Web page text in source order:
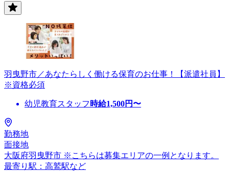
羽曳野市／あなたらしく働ける保育のお仕事！【派遣社員】
※資格必須
幼児教育スタッフ 時給1,500円〜
勤務地
面接地
大阪府羽曳野市 ※こちらは募集エリアの一例となります。
最寄り駅：高鷲駅など